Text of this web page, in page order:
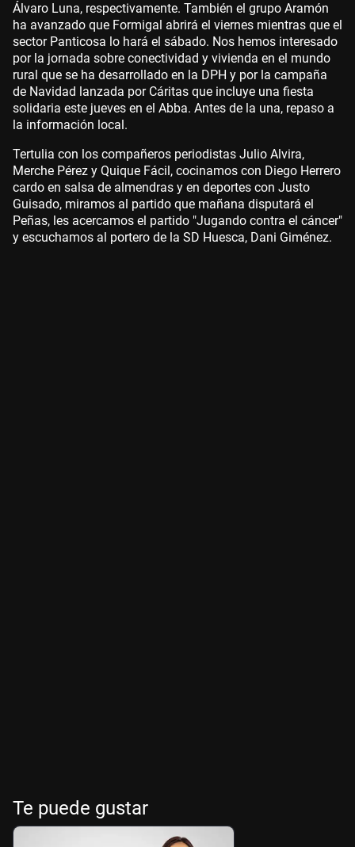
Álvaro Luna, respectivamente. También el grupo Aramón
ha avanzado que Formigal abrirá el viernes mientras que el
sector Panticosa lo hará el sábado. Nos hemos interesado
por la jornada sobre conectividad y vivienda en el mundo
rural que se ha desarrollado en la DPH y por la campaña
de Navidad lanzada por Cáritas que incluye una fiesta
solidaria este jueves en el Abba. Antes de la una, repaso a
la información local.
Tertulia con los compañeros periodistas Julio Alvira,
Merche Pérez y Quique Fácil, cocinamos con Diego Herrero
cardo en salsa de almendras y en deportes con Justo
Guisado, miramos al partido que mañana disputará el
Peñas, les acercamos el partido "Jugando contra el cáncer"
y escuchamos al portero de la SD Huesca, Dani Giménez.
Te puede gustar